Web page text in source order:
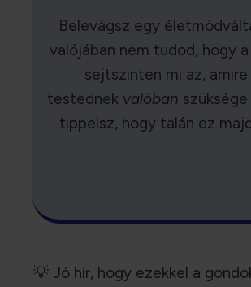
Belevágsz egy
valójában nem tudod, hogy
sejtszinten mi az,
testednek valóban szüksége
tippelsz, hogy talán ez
💡 Jó hír, hogy ezekkel a